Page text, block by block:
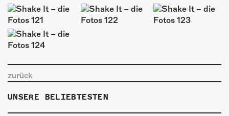
zurück
UNSERE BELIEBTESTEN